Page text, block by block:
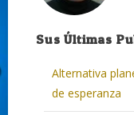
Sus Últimas
Alternativa
de esperanza